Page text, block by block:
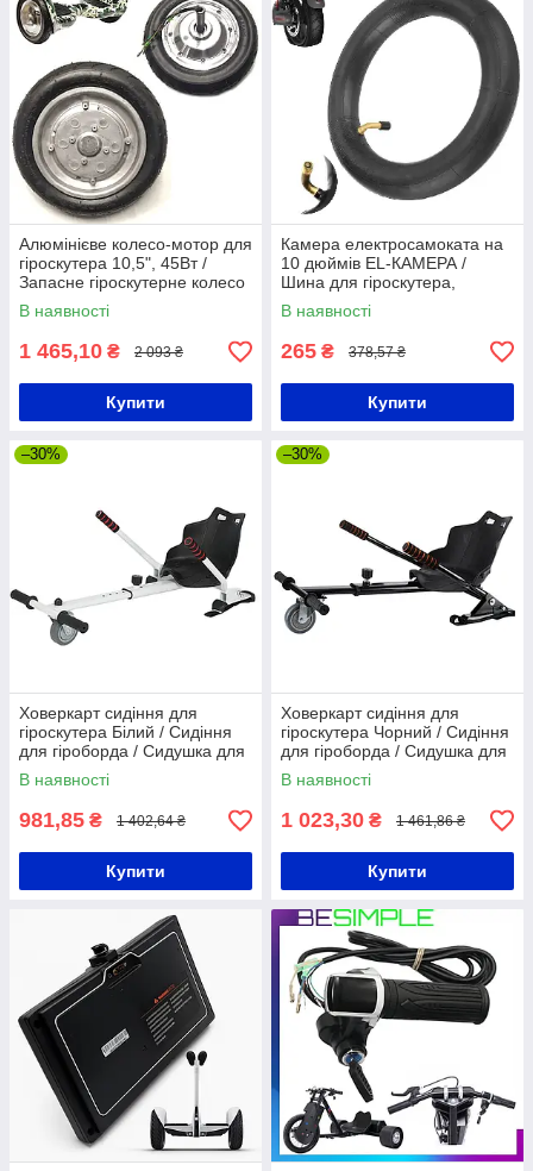
Алюмінієве колесо-мотор для
гіроскутера 10,5", 45Вт /
Запасне гіроскутерне колесо
з LED вогнями
В наявності
1 465,10 ₴ 2 093 ₴
Купити
Камера електросамоката на
10 дюймів EL-КАМЕРА /
Шина для гіроскутера,
гіроборда з кутовим
штуцером
В наявності
265 ₴ 378,57 ₴
Купити
–30%
Ховеркарт сидіння для
гіроскутера Білий / Сидіння
для гіроборда / Сидушка для
гіроборда
В наявності
981,85 ₴ 1 402,64 ₴
Купити
–30%
Ховеркарт сидіння для
гіроскутера Чорний / Сидіння
для гіроборда / Сидушка для
гіроборда
В наявності
1 023,30 ₴ 1 461,86 ₴
Купити